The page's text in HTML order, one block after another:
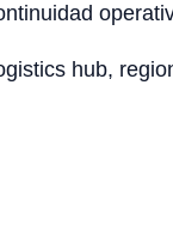
hub,